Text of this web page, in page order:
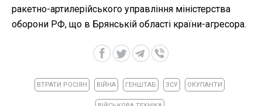
ракетно-артилерійського управління міністерства
оборони РФ, що в Брянській області країни-агресора.
ВТРАТИ РОСІЯН ВІЙНА ГЕНШТАБ ЗСУ ОКУПАНТИ